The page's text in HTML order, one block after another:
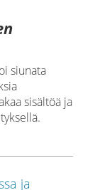
siunata
sisältöä ja